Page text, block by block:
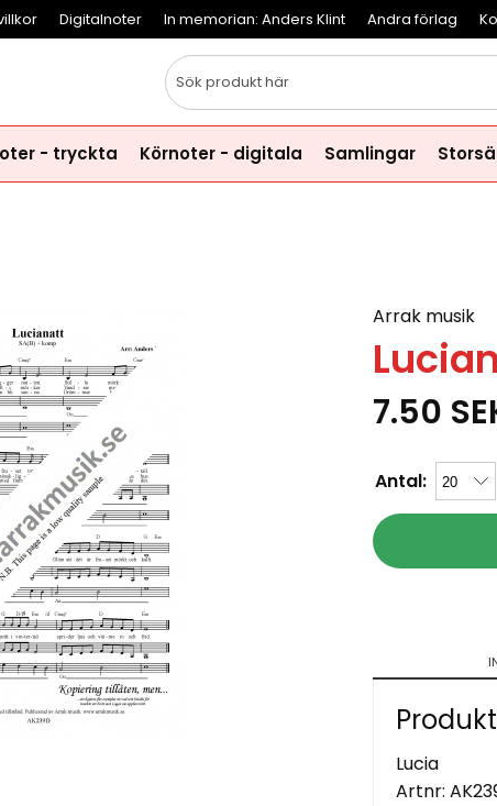
Digitalnoter In memorian: Anders Klint Andra förlag
- tryckta Körnoter - digitala Samlingar
Arrak musik
7.50
Antal:
Lucia
Artnr: